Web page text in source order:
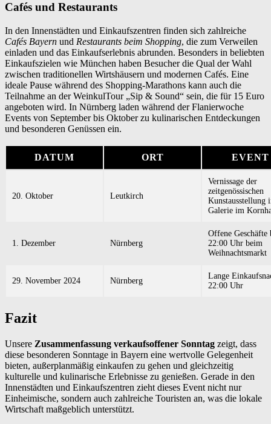
Cafés und Restaurants
In den Innenstädten und Einkaufszentren finden sich zahlreiche
Cafés Bayern und Restaurants beim Shopping, die zum Verweilen
einladen und das Einkaufserlebnis abrunden. Besonders in beliebten
Einkaufszielen wie München haben Besucher die Qual der Wahl
zwischen traditionellen Wirtshäusern und modernen Cafés. Eine
ideale Pause während des Shopping-Marathons kann auch die
Teilnahme an der WeinkulTour „Sip & Sound“ sein, die für 15 Euro
angeboten wird. In Nürnberg laden während der Flanierwoche
Events von September bis Oktober zu kulinarischen Entdeckungen
und besonderen Genüssen ein.
DATUM ORT EVENT
20. Oktober Leutkirch
Vernissage der
zeitgenössischen
Kunstausstellung
Galerie im
1. Dezember Nürnberg
Offene Geschäfte
22:00 Uhr beim
Weihnachtsmarkt
29. November 2024 Nürnberg
Lange
22:00 Uhr
Fazit
Unsere Zusammenfassung verkaufsoffener Sonntag zeigt, dass
diese besonderen Sonntage in Bayern eine wertvolle Gelegenheit
bieten, außerplanmäßig einkaufen zu gehen und gleichzeitig
kulturelle und kulinarische Erlebnisse zu genießen. Gerade in den
Innenstädten und Einkaufszentren zieht dieses Event nicht nur
Einheimische, sondern auch zahlreiche Touristen an, was die lokale
Wirtschaft maßgeblich unterstützt.